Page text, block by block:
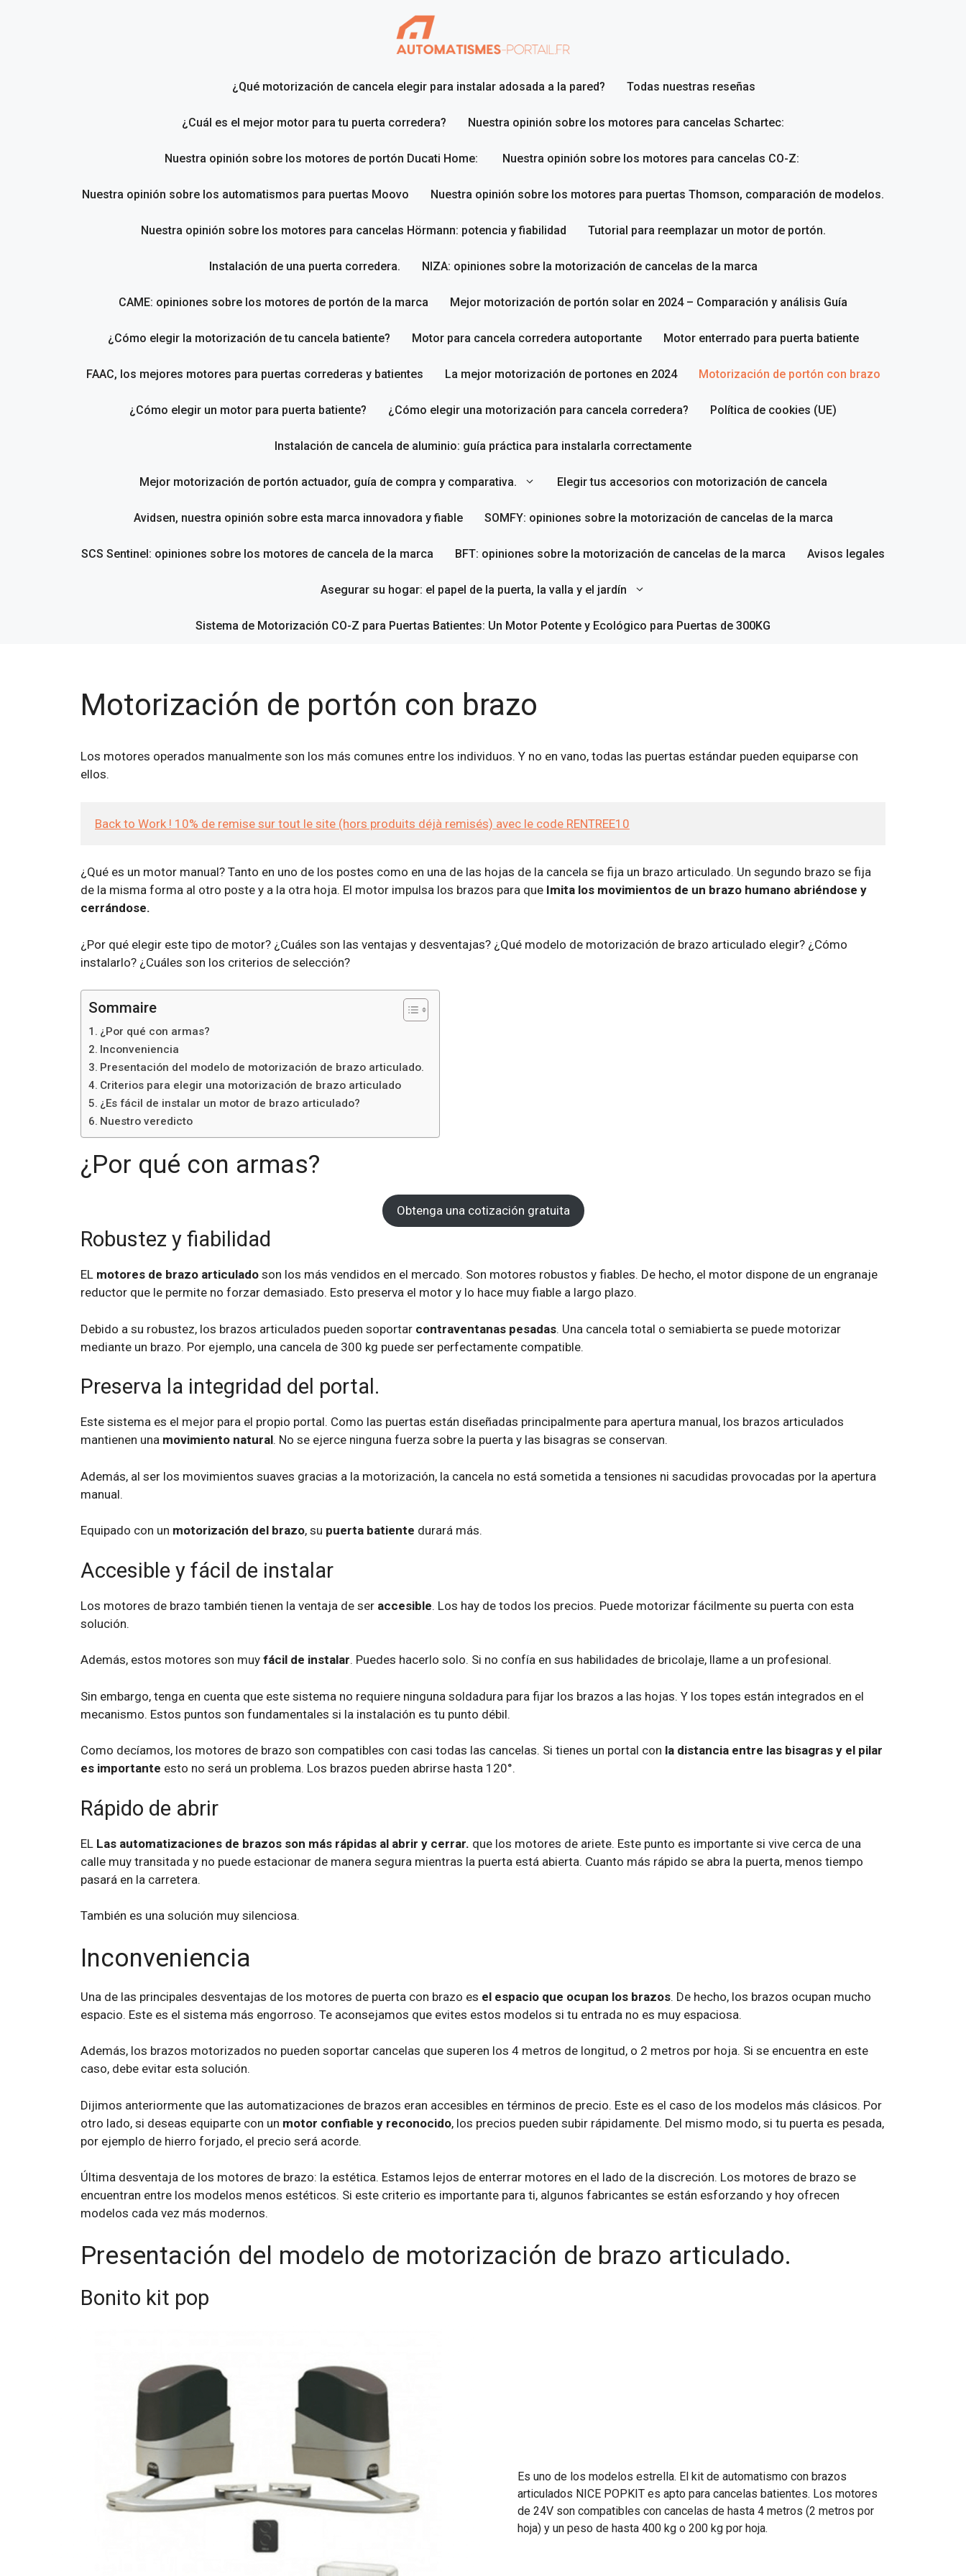
¿Qué motorización de cancela elegir para instalar adosada a la pared? Todas nuestras reseñas
¿Cuál es el mejor motor para tu puerta corredera? Nuestra opinión sobre los motores para cancelas Schartec:
Nuestra opinión sobre los motores de portón Ducati Home: Nuestra opinión sobre los motores para cancelas CO-Z:
Nuestra opinión sobre los automatismos para puertas Moovo Nuestra opinión sobre los motores para puertas Thomson, comparación de modelos.
Nuestra opinión sobre los motores para cancelas Hörmann: potencia y fiabilidad Tutorial para reemplazar un motor de portón.
Instalación de una puerta corredera. NIZA: opiniones sobre la motorización de cancelas de la marca
CAME: opiniones sobre los motores de portón de la marca Mejor motorización de portón solar en 2024 – Comparación y análisis Guía
¿Cómo elegir la motorización de tu cancela batiente? Motor para cancela corredera autoportante Motor enterrado para puerta batiente
FAAC, los mejores motores para puertas correderas y batientes La mejor motorización de portones en 2024 Motorización de portón con brazo
¿Cómo elegir un motor para puerta batiente? ¿Cómo elegir una motorización para cancela corredera? Política de cookies (UE)
Instalación de cancela de aluminio: guía práctica para instalarla correctamente
Mejor motorización de portón actuador, guía de compra y comparativa. Elegir tus accesorios con motorización de cancela
Avidsen, nuestra opinión sobre esta marca innovadora y fiable SOMFY: opiniones sobre la motorización de cancelas de la marca
SCS Sentinel: opiniones sobre los motores de cancela de la marca BFT: opiniones sobre la motorización de cancelas de la marca Avisos legales
Asegurar su hogar: el papel de la puerta, la valla y el jardín
Sistema de Motorización CO-Z para Puertas Batientes: Un Motor Potente y Ecológico para Puertas de 300KG
Motorización de portón con brazo
Los motores operados manualmente son los más comunes entre los individuos. Y no en vano, todas las puertas estándar pueden equiparse con
ellos.
Back to Work ! 10% de remise sur tout le site (hors produits déjà remisés) avec le code RENTREE10
¿Qué es un motor manual? Tanto en uno de los postes como en una de las hojas de la cancela se fija un brazo articulado. Un segundo brazo se fija
de la misma forma al otro poste y a la otra hoja. El motor impulsa los brazos para que Imita los movimientos de un brazo humano abriéndose y
cerrándose.
¿Por qué elegir este tipo de motor? ¿Cuáles son las ventajas y desventajas? ¿Qué modelo de motorización de brazo articulado elegir? ¿Cómo
instalarlo? ¿Cuáles son los criterios de selección?
Sommaire
¿Por qué con armas?
Inconveniencia
Presentación del modelo de motorización de brazo articulado.
Criterios para elegir una motorización de brazo articulado
¿Es fácil de instalar un motor de brazo articulado?
Nuestro veredicto
¿Por qué con armas?
Obtenga una cotización gratuita
Robustez y fiabilidad
EL motores de brazo articulado son los más vendidos en el mercado. Son motores robustos y fiables. De hecho, el motor dispone de un engranaje
reductor que le permite no forzar demasiado. Esto preserva el motor y lo hace muy fiable a largo plazo.
Debido a su robustez, los brazos articulados pueden soportar contraventanas pesadas. Una cancela total o semiabierta se puede motorizar
mediante un brazo. Por ejemplo, una cancela de 300 kg puede ser perfectamente compatible.
Preserva la integridad del portal.
Este sistema es el mejor para el propio portal. Como las puertas están diseñadas principalmente para apertura manual, los brazos articulados
mantienen una movimiento natural. No se ejerce ninguna fuerza sobre la puerta y las bisagras se conservan.
Además, al ser los movimientos suaves gracias a la motorización, la cancela no está sometida a tensiones ni sacudidas provocadas por la apertura
manual.
Equipado con un motorización del brazo, su puerta batiente durará más.
Accesible y fácil de instalar
Los motores de brazo también tienen la ventaja de ser accesible. Los hay de todos los precios. Puede motorizar fácilmente su puerta con esta
solución.
Además, estos motores son muy fácil de instalar. Puedes hacerlo solo. Si no confía en sus habilidades de bricolaje, llame a un profesional.
Sin embargo, tenga en cuenta que este sistema no requiere ninguna soldadura para fijar los brazos a las hojas. Y los topes están integrados en el
mecanismo. Estos puntos son fundamentales si la instalación es tu punto débil.
Como decíamos, los motores de brazo son compatibles con casi todas las cancelas. Si tienes un portal con la distancia entre las bisagras y el pilar
es importante esto no será un problema. Los brazos pueden abrirse hasta 120°.
Rápido de abrir
EL Las automatizaciones de brazos son más rápidas al abrir y cerrar. que los motores de ariete. Este punto es importante si vive cerca de una
calle muy transitada y no puede estacionar de manera segura mientras la puerta está abierta. Cuanto más rápido se abra la puerta, menos tiempo
pasará en la carretera.
También es una solución muy silenciosa.
Inconveniencia
Una de las principales desventajas de los motores de puerta con brazo es el espacio que ocupan los brazos. De hecho, los brazos ocupan mucho
espacio. Este es el sistema más engorroso. Te aconsejamos que evites estos modelos si tu entrada no es muy espaciosa.
Además, los brazos motorizados no pueden soportar cancelas que superen los 4 metros de longitud, o 2 metros por hoja. Si se encuentra en este
caso, debe evitar esta solución.
Dijimos anteriormente que las automatizaciones de brazos eran accesibles en términos de precio. Este es el caso de los modelos más clásicos. Por
otro lado, si deseas equiparte con un motor confiable y reconocido, los precios pueden subir rápidamente. Del mismo modo, si tu puerta es pesada,
por ejemplo de hierro forjado, el precio será acorde.
Última desventaja de los motores de brazo: la estética. Estamos lejos de enterrar motores en el lado de la discreción. Los motores de brazo se
encuentran entre los modelos menos estéticos. Si este criterio es importante para ti, algunos fabricantes se están esforzando y hoy ofrecen
modelos cada vez más modernos.
Presentación del modelo de motorización de brazo articulado.
Bonito kit pop
Es uno de los modelos estrella. El kit de automatismo con brazos
articulados NICE POPKIT es apto para cancelas batientes. Los motores
de 24V son compatibles con cancelas de hasta 4 metros (2 metros por
hoja) y un peso de hasta 400 kg o 200 kg por hoja.